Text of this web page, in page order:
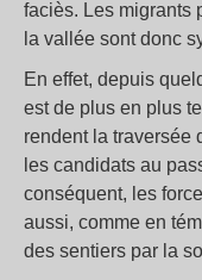
faciès. Les migrants
la vallée sont donc
En effet, depuis
est de plus en plus
rendent la traversée
les candidats au
conséquent, les
aussi, comme en
des sentiers par la